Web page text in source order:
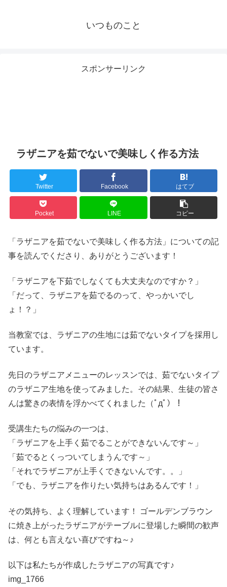
いつものこと
スポンサーリンク
ラザニアを茹でないで美味しく作る方法
Twitter Facebook はてブ
Pocket LINE コピー
「ラザニアを茹でないで美味しく作る方法」についての記
事を読んでくださり、ありがとうございます！
「ラザニアを下茹でしなくても大丈夫なのですか？」
「だって、ラザニアを茹でるのって、やっかいでし
ょ！？」
当教室では、ラザニアの生地には茹でないタイプを採用し
ています。
先日のラザニアメニューのレッスンでは、茹でないタイプ
のラザニア生地を使ってみました。その結果、生徒の皆さ
んは驚きの表情を浮かべてくれました（ﾟдﾟ）！
受講生たちの悩みの一つは、
「ラザニアを上手く茹でることができないんです～」
「茹でるとくっついてしまうんです～」
「それでラザニアが上手くできないんです。。」
「でも、ラザニアを作りたい気持ちはあるんです！」
その気持ち、よく理解しています！ ゴールデンブラウン
に焼き上がったラザニアがテーブルに登場した瞬間の歓声
は、何とも言えない喜びですね～♪
以下は私たちが作成したラザニアの写真です♪
img_1766